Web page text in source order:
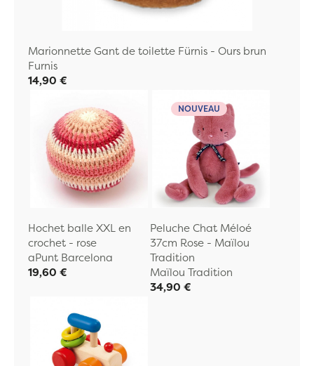
Marionnette Gant de toilette Fürnis - Ours brun
Furnis
14,90 €
Hochet balle XXL en
crochet - rose
aPunt Barcelona
19,60 €
NOUVEAU
Peluche Chat Méloé
37cm Rose - Maïlou
Tradition
Maïlou Tradition
34,90 €